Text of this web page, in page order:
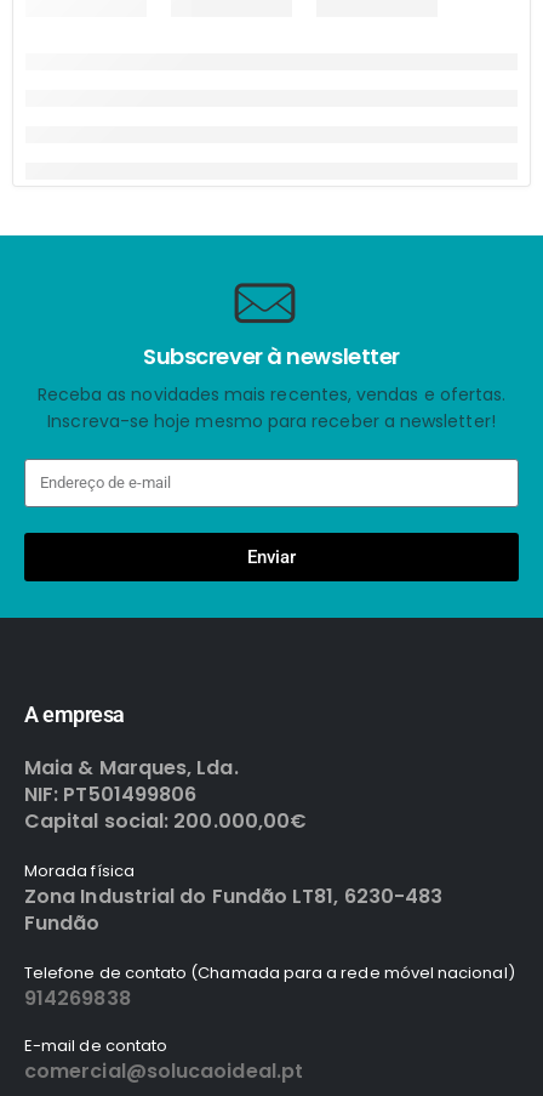
Subscrever à newsletter
Receba as novidades mais recentes, vendas e ofertas.
Inscreva-se hoje mesmo para receber a newsletter!
Enviar
A empresa
Maia & Marques, Lda.
NIF: PT501499806
Capital social: 200.000,00€
Morada física
Zona Industrial do Fundão LT81, 6230-483
Fundão
Telefone de contato (Chamada para a rede móvel nacional)
914269838
E-mail de contato
comercial@solucaoideal.pt